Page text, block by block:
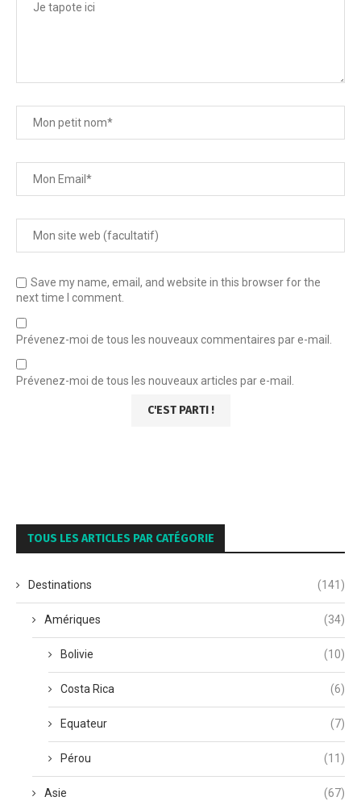
Save my name, email, and website in this browser for the
next time I comment.
Prévenez-moi de tous les nouveaux commentaires par e-mail.
Prévenez-moi de tous les nouveaux articles par e-mail.
TOUS LES ARTICLES PAR CATÉGORIE
Destinations (141)
Amériques (34)
Bolivie (10)
Costa Rica (6)
Equateur (7)
Pérou (11)
Asie (67)